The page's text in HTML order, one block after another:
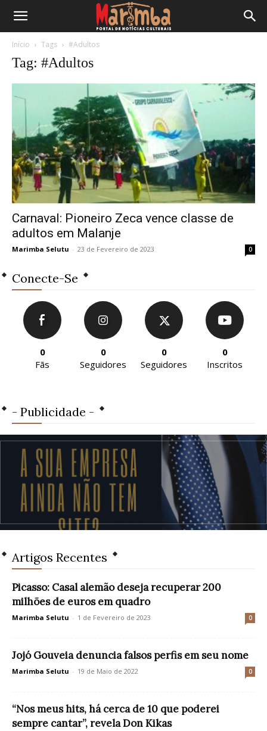
Início Tags #Adultos
Tag: #Adultos
Carnaval: Pioneiro Zeca vence classe de
adultos em Malanje
Marimba Selutu - 23 de Fevereiro de 2023 0
Conecte-Se
0
Fãs
0
Seguidores
0
Seguidores
0
Inscritos
- Publicidade -
Artigos Recentes
Picasso: Casal alemão deseja recuperar 200
milhões de euros em quadro
Marimba Selutu - 1 de Fevereiro de 2023 0
Jojó Gouveia denuncia falsos perfis em seu nome
Marimba Selutu - 19 de Maio de 2022 0
“Nos meus hits, há cerca de 10 que poderei
sempre cantar”, revela Don Kikas